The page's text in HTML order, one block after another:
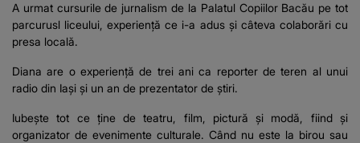
A urmat cursurile de jurnalism de la Palatul Copiilor Bacău pe tot
parcurusl liceului, experiență ce i-a adus și câteva colaborări cu
presa locală.
Diana are o experiență de trei ani ca reporter de teren al unui
radio din Iași și un an de prezentator de știri.
Iubește tot ce ține de teatru, film, pictură și modă, fiind și
organizator de evenimente culturale. Când nu este la birou sau